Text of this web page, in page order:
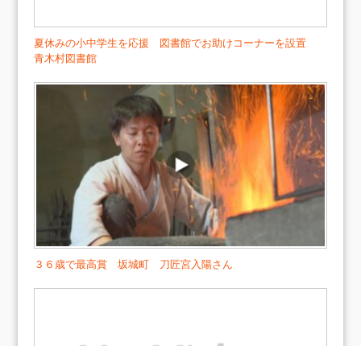
夏休みの小中学生を応援 図書館でお助けコーナーを設置
青木村図書館
３６歳で最高賞 坂城町 刀匠宮入陽さん